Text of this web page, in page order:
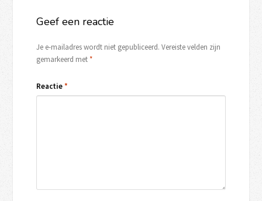
Geef een reactie
Je e-mailadres wordt niet gepubliceerd. Vereiste velden zijn
gemarkeerd met*
Reactie*